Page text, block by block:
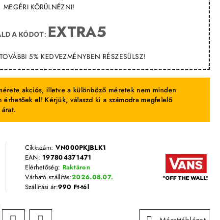
MEGÉRI KÖRÜLNÉZNI!
A KÓDOT: EXTRA5
5% KEDVEZMÉNYBEN RÉSZESÜLSZ!
Cikkszám: VN000PKJBLK1
EAN:197804371471
Elérhetőség: Raktáron
Várható szállítás:2026.08.07.
Szállítási ár:990 Ft-tól
akciós, illetve a különböző méretek nem minden
érhetőek el! Kérjük, válaszd ki a számodra megfelelő